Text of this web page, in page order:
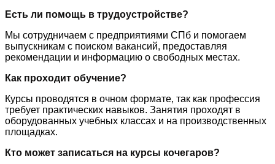
Есть ли помощь в трудоустройстве?
Мы сотрудничаем с предприятиями СПб и помогаем
выпускникам с поиском вакансий, предоставляя
рекомендации и информацию о свободных местах.
Как проходит обучение?
Курсы проводятся в очном формате, так как профессия
требует практических навыков. Занятия проходят в
оборудованных учебных классах и на производственных
площадках.
Кто может записаться на курсы кочегаров?